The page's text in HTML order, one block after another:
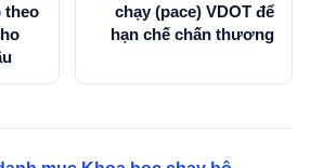
theo
chạy (pace) VDOT để
hạn chế chấn thương